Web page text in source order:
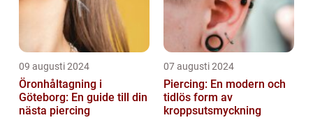
09 augusti 2024
Öronhåltagning i
Göteborg: En guide till din
nästa piercing
07 augusti 2024
Piercing: En modern och
tidlös form av
kroppsutsmyckning